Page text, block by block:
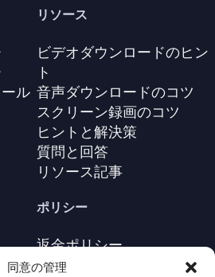
同意の管理
ル
リソース
ビデオダウンロードのヒン
ト
音声ダウンロードのコツ
スクリーン録画のコツ
ヒントと解決策
質問と回答
リソース記事
ポリシー
返金ポリシー
プライバシーポリシー